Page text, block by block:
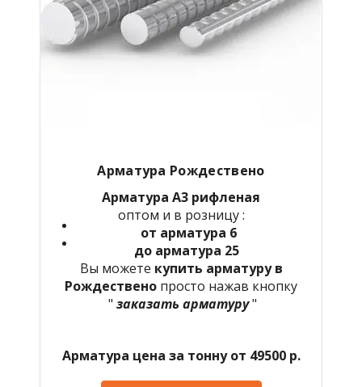
Арматура Рождествено
Арматура А3 рифленая
оптом и в розницу :
от арматура 6
до арматура 25
Вы можете купить арматуру в
Рождествено просто нажав кнопку
" заказать арматуру"
Арматура цена за тонну от 49500 р.